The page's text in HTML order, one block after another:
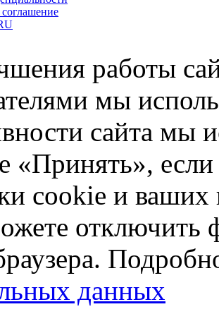
соглашение
работы
мы
сайта мы
«Принять», если
cookie и
отключить
данных